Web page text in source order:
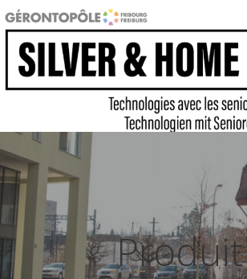
Passer
au
contenu
SILVER&HOME
Produit